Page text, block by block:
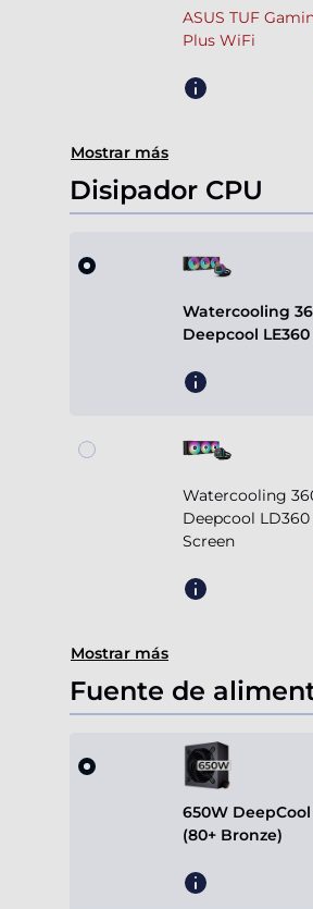
ASUS TUF
Plus WiFi
Mostrar más
Disipador CPU
Watercooling
Deepcool LE360
Watercooling
Deepcool LD360
Screen
Mostrar más
Fuente de
650W DeepCool
(80+ Bronze)